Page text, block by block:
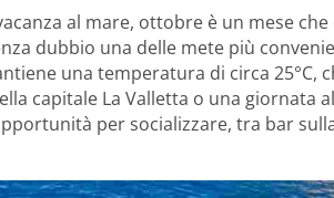
al mare, ottobre è un mese
dubbio una delle mete più
una temperatura di circa
capitale La Valletta o una giornata
per socializzare, tra bar